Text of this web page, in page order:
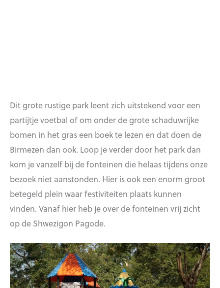
Dit grote rustige park leent zich uitstekend voor een
partijtje voetbal of om onder de grote schaduwrijke
bomen in het gras een boek te lezen en dat doen de
Birmezen dan ook. Loop je verder door het park dan
kom je vanzelf bij de fonteinen die helaas tijdens onze
bezoek niet aanstonden. Hier is ook een enorm groot
betegeld plein waar festiviteiten plaats kunnen
vinden. Vanaf hier heb je over de fonteinen vrij zicht
op de Shwezigon Pagode.